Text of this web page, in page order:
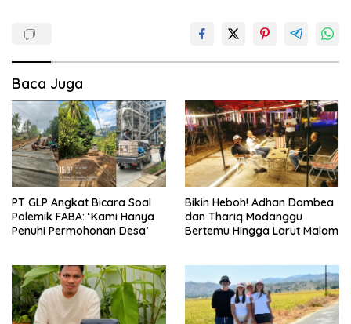
Baca Juga
PT GLP Angkat Bicara Soal
Polemik FABA: ‘Kami Hanya
Penuhi Permohonan Desa’
Bikin Heboh! Adhan Dambea
dan Thariq Modanggu
Bertemu Hingga Larut Malam